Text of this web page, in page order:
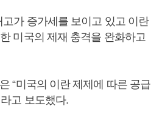
고가 증가세를 보이고 있고 이란
미국의 제재 충격을 완화하고
“미국의 이란 제제에 따른 공급
고 보도했다.